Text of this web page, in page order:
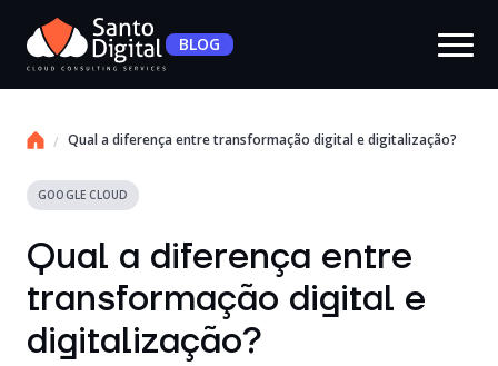
BLOG
Qual a diferença entre transformação digital e digitalização?
GOOGLE CLOUD
Qual a diferença entre
transformação digital e
digitalização?